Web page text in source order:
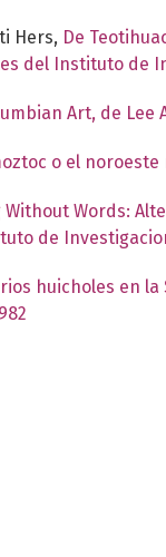
Hers, De
del Instituto de
Art, de Lee
o el
Words:
de
huicholes en la